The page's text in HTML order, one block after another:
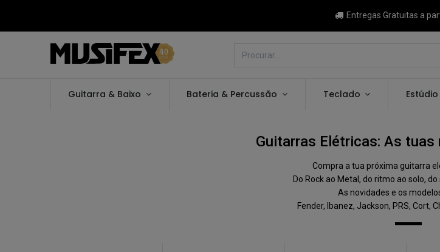
Entregas Gratuitas a
Guitarra & Baixo Bateria & Percussão Teclado Estúdio
Guitarras Elétricas: As
Compra a tua próxima guitarra
Do Rock ao Metal, do ritmo ao solo,
As novidades e os
Fender, Ibanez, Jackson, PRS, Cort,